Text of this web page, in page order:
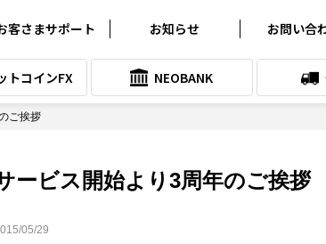
客さまサポート
よくある質問
クイック入金サービス
各種シミュレーション
各種マニュアル
サービス向上委員会
お知らせ
お知らせ
プレスリリース
お問い合
トコインFX NEOBANK
ご挨拶
ービス開始より3周年のご挨拶
05/29